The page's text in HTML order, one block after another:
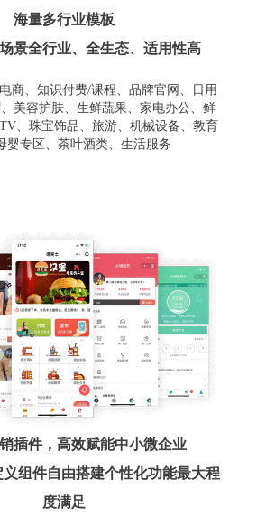
海量多行业模板
景全行业、全生态、适用性高
商、知识付费/课程、品牌官网、日用
美容护肤、生鲜蔬果、家电办公、鲜
、珠宝饰品、旅游、机械设备、教育
婴专区、茶叶酒类、生活服务
插件，高效赋能中小微企业
组件自由搭建个性化功能最大程
度满足